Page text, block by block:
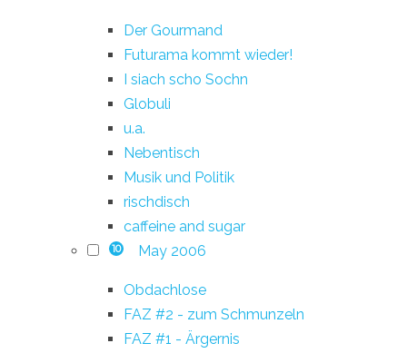
Der Gourmand
Futurama kommt wieder!
I siach scho Sochn
Globuli
u.a.
Nebentisch
Musik und Politik
rischdisch
caffeine and sugar
10 May 2006
Obdachlose
FAZ #2 - zum Schmunzeln
FAZ #1 - Ärgernis